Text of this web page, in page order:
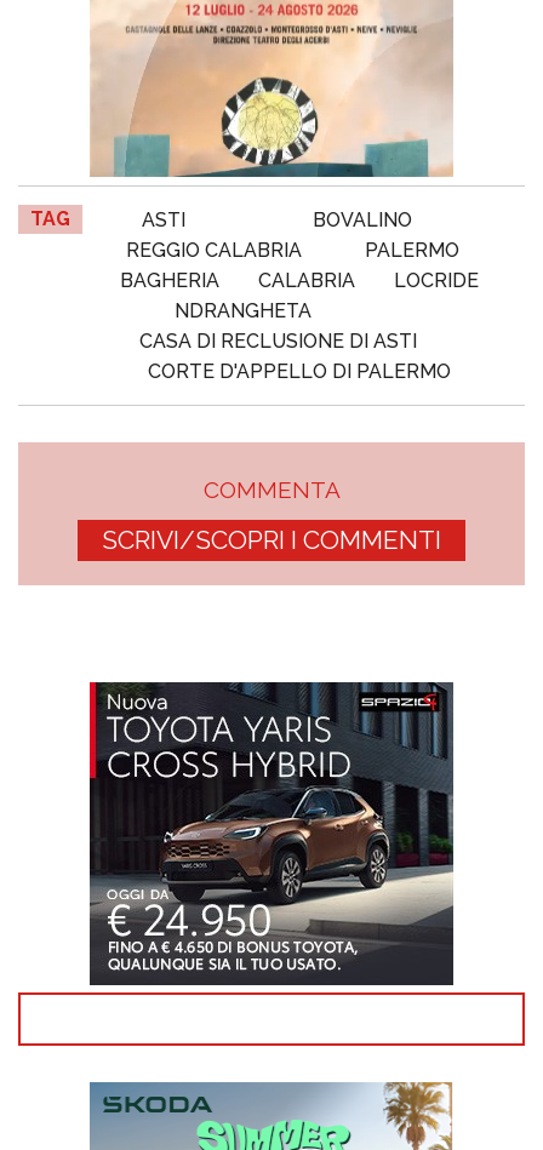
TAG ASTI
BOVALINO
REGGIO CALABRIA
PALERMO
BAGHERIA
CALABRIA
LOCRIDE
NDRANGHETA
CASA DI RECLUSIONE DI ASTI
CORTE D'APPELLO DI PALERMO
COMMENTA
SCRIVI/SCOPRI I COMMENTI